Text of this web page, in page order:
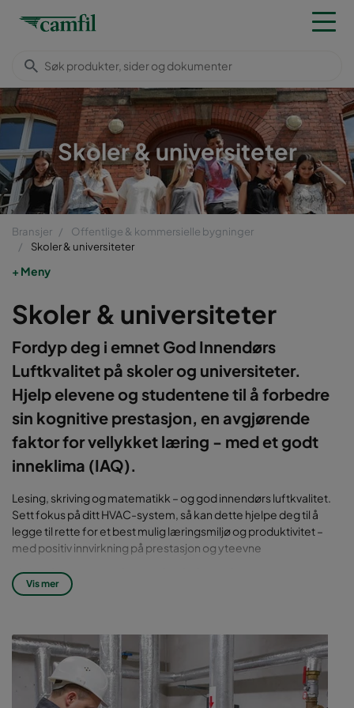
Skoler & universiteter
Bransjer
Offentlige & kommersielle bygninger
Skoler & universiteter
Meny
Skoler & universiteter
Fordyp deg i emnet God Innendørs
Luftkvalitet på skoler og universiteter.
Hjelp elevene og studentene til å forbedre
sin kognitive prestasjon, en avgjørende
faktor for vellykket læring - med et godt
inneklima (IAQ).
Lesing, skriving og matematikk – og god innendørs luftkvalitet.
Sett fokus på ditt HVAC-system, så kan dette hjelpe deg til å
legge til rette for et best mulig læringsmiljø og produktivitet –
med positiv innvirkning på prestasjon og yteevne
God innendørs luftkvalitet - et
kritisk emne på alle skoler
mennesker seg i en skolebygning. Allikevel har mange av disse
bygningene behov for omfattende rehabiliteringer og
reparasjoner, og det rapporteres om problemer relatert til dårlig
innendørs luftkvalitet. Uten en rask reaksjon og løsning på disse
Vis mer